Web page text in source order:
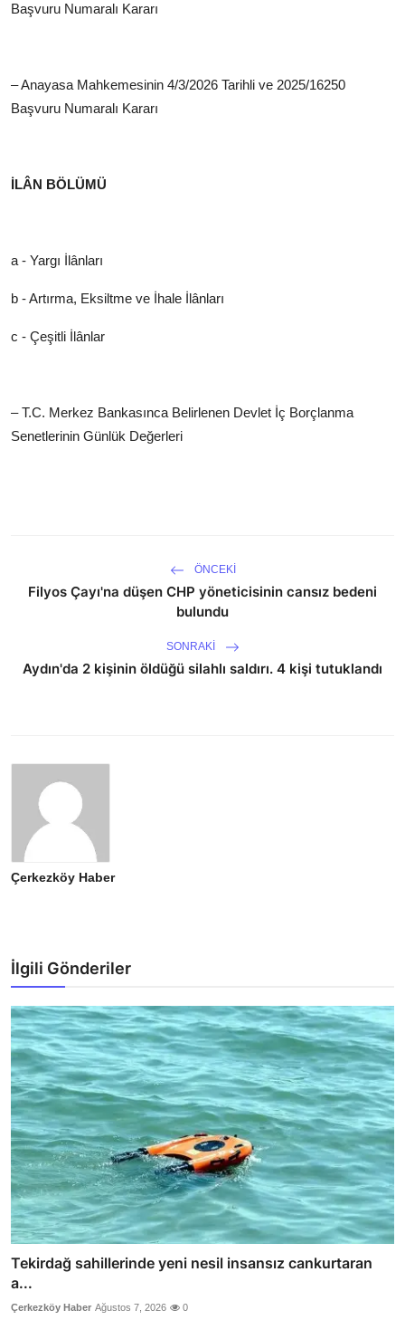
Başvuru Numaralı Kararı
– Anayasa Mahkemesinin 4/3/2026 Tarihli ve 2025/16250
Başvuru Numaralı Kararı
İLÂN BÖLÜMÜ
a - Yargı İlânları
b - Artırma, Eksiltme ve İhale İlânları
c - Çeşitli İlânlar
– T.C. Merkez Bankasınca Belirlenen Devlet İç Borçlanma
Senetlerinin Günlük Değerleri
ÖNCEKI
Filyos Çayı'na düşen CHP yöneticisinin cansız bedeni
bulundu
SONRAKI
Aydın'da 2 kişinin öldüğü silahlı saldırı. 4 kişi tutuklandı
Çerkezköy Haber
İlgili Gönderiler
Tekirdağ sahillerinde yeni nesil insansız cankurtaran
a...
Çerkezköy Haber Ağustos 7, 2026 0